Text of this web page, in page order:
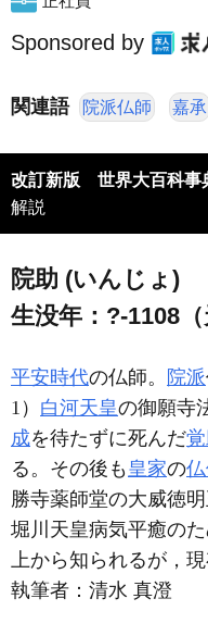
Sponsored by
関連語 院派仏師 嘉承
改訂新版 世界大百科事
解説
院助 (いんじょ)
生没年：?-1108（
平安時代の仏師。 院派
1） 白河天皇の御願寺
成を待たずに死んだ
る。その後も 皇家の
勝寺薬師堂の大威徳
堀川天皇病気平癒の
上から知られるが，
執筆者： 清水 真澄